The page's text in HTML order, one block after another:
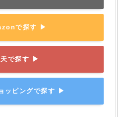
で探す ▶
で探す ▶
ッピングで探す ▶